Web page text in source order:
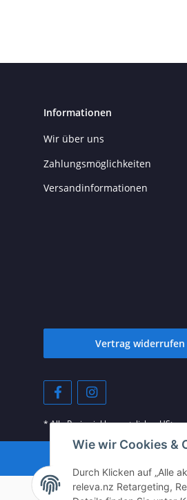
Wie wir Cookies &
Durch Klicken auf „Alle
releva.nz Retargeting,
Informationen
Wir über uns
Zahlungsmöglichkeiten
Versandinformationen
Vertrag widerrufen
* Alle Preise inkl. gesetzlicher USt.,